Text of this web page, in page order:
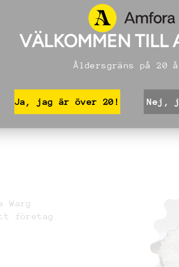
Warg
företag.
VÄLKOMMEN TILL
Åldersgräns på 20
Ja, jag är över 20! Nej,